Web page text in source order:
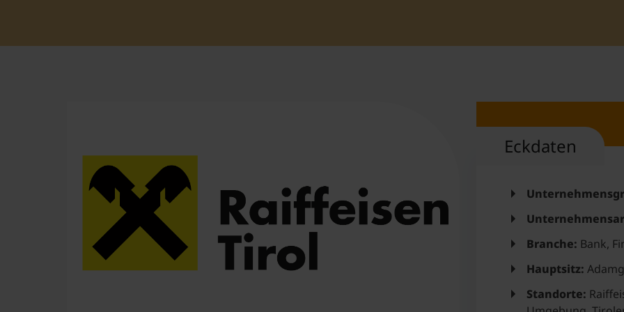
Student Support
Unterkünfte
Internationalization at Home
Eckdaten
Branche: Bank,
Hauptsitz:
Standorte: